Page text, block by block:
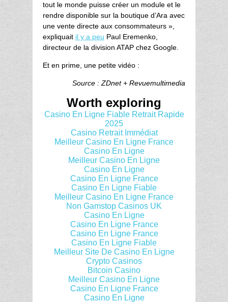
tout le monde puisse créer un module et le
rendre disponible sur la boutique d’Ara avec
une vente directe aux consommateurs »,
expliquait il y a peu Paul Eremenko,
directeur de la division ATAP chez Google.
Et en prime, une petite vidéo :
Source : ZDnet + Revuemultimedia
Worth exploring
Casino En Ligne Fiable Retrait Rapide
2025
Casino Retrait Immédiat
Meilleur Casino En Ligne France
Casino En Ligne
Meilleur Casino En Ligne
Casino En Ligne
Casino En Ligne France
Casino En Ligne Fiable
Meilleur Casino En Ligne France
Non Gamstop Casinos UK
Casino En Ligne
Casino En Ligne France
Casino En Ligne France
Casino En Ligne Fiable
Meilleur Site De Casino En Ligne
Crypto Casinos
Bitcoin Casino
Meilleur Casino En Ligne
Casino En Ligne France
Casino En Ligne